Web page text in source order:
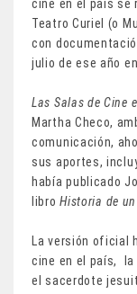
cine en el país se
Teatro Curiel (o
con
julio de ese año en
Las Salas de Cine
Martha Checo,
comunicación,
sus aportes,
había publicado
libroHistoria de
La versión oficial
cine en el país, la
el sacerdote